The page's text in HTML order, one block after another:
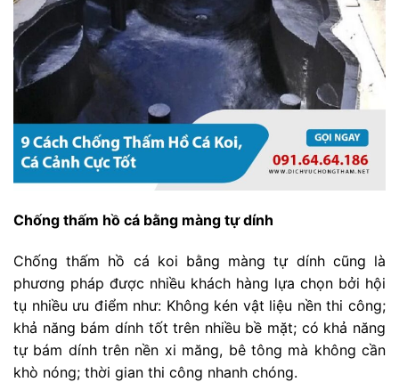
Chống thấm hồ cá bằng màng tự dính
Chống thấm hồ cá koi bằng màng tự dính cũng là
phương pháp được nhiều khách hàng lựa chọn bởi hội
tụ nhiều ưu điểm như: Không kén vật liệu nền thi công;
khả năng bám dính tốt trên nhiều bề mặt; có khả năng
tự bám dính trên nền xi măng, bê tông mà không cần
khò nóng; thời gian thi công nhanh chóng.